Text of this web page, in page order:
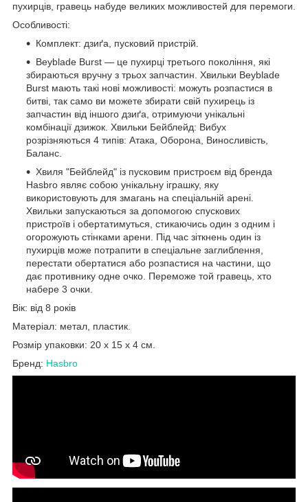
пухирців, гравець набуде великих можливостей для перемоги.
Особливості:
Комплект: дзиґа, пусковий пристрій.
Beyblade Burst — це пухирці третього покоління, які
збираються вручну з трьох запчастин. Хвильки Beyblade
Burst мають такі нові можливості: можуть розпастися в
битві, так само ви можете збирати свій пухирець із
запчастин від іншого дзиґа, отримуючи унікальні
комбінації дзижок. Хвильки Бейблейд: Вибух
розрізняються 4 типів: Атака, Оборона, Виносливість,
Баланс.
Хвиля "Бейблейд" із пусковим пристроєм від бренда
Hasbro являє собою унікальну іграшку, яку
використовують для змагань на спеціальній арені.
Хвильки запускаються за допомогою спускових
пристроїв і обертатимуться, стикаючись один з одним і
огорожують стінками арени. Під час зіткнень один із
пухирців може потрапити в спеціальне заглиблення,
перестати обертатися або розпастися на частини, що
дає противнику одне очко. Переможе той гравець, хто
набере 3 очки.
Вік: від 8 років
Матеріал: метал, пластик.
Розмір упаковки: 20 х 15 х 4 см.
Бренд: Hasbro